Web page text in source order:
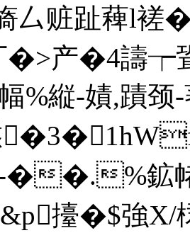
厶赃趾薭l褨
产�4譸┮
%縦‐嫧,蹟
��.%鉱
擡�$強